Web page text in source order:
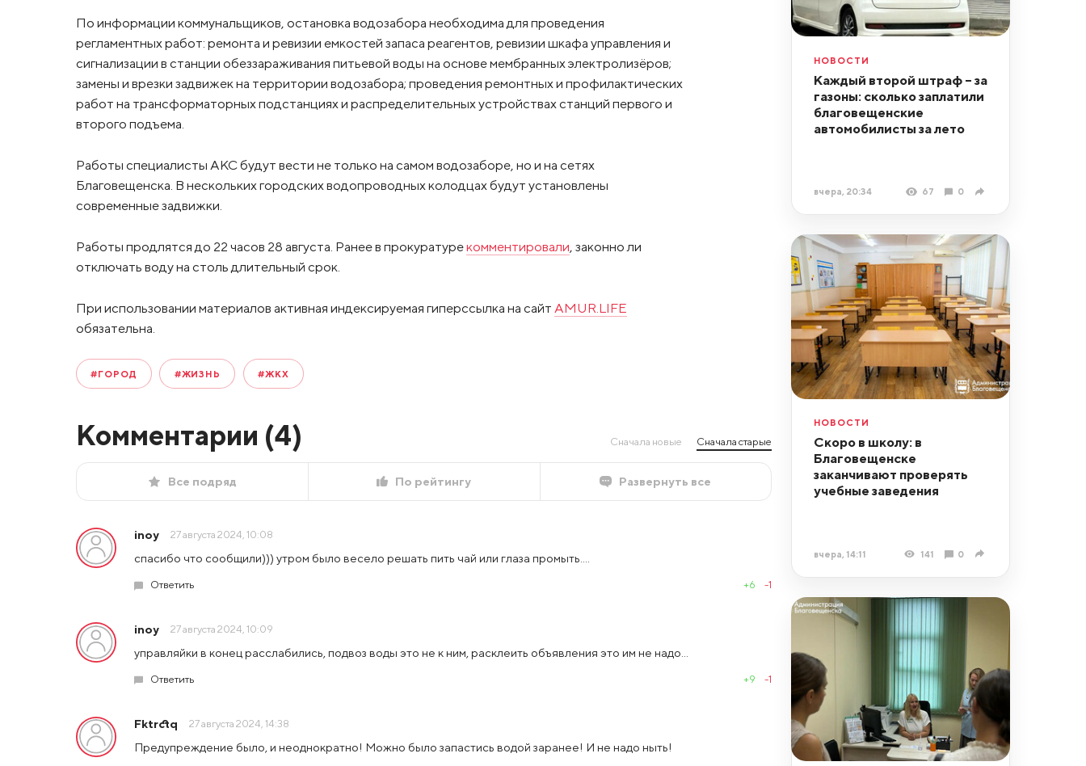
По информации коммунальщиков, остановка водозабора необходима для проведения
регламентных работ: ремонта и ревизии емкостей запаса реагентов, ревизии шкафа управления и
сигнализации в станции обеззараживания питьевой воды на основе мембранных электролизёров;
замены и врезки задвижек на территории водозабора; проведения ремонтных и профилактических
работ на трансформаторных подстанциях и распределительных устройствах станций первого и
второго подъема.
Работы специалисты АКС будут вести не только на самом водозаборе, но и на сетях
Благовещенска. В нескольких городских водопроводных колодцах будут установлены
современные задвижки.
Работы продлятся до 22 часов 28 августа. Ранее в прокуратурекомментировали, законно ли
отключать воду на столь длительный срок.
При использовании материалов активная индексируемая гиперссылка на сайт AMUR.LIFE
обязательна.
#ГОРОД #ЖИЗНЬ #ЖКХ
Комментарии (4) Сначала новые Сначала старые
Все подряд По рейтингу Развернуть все
inoy 27 августа 2024, 10:08
спасибо что сообщили))) утром было весело решать пить чай или глаза промыть....
Ответить +6 -1
inoy 27 августа 2024, 10:09
управляйки в конец расслабились, подвоз воды это не к ним, расклеить объявления это им не надо...
Ответить +9 -1
Fktrctq 27 августа 2024, 14:38
Предупреждение было, и неоднократно! Можно было запастись водой заранее! И не надо ныть!
НОВОСТИ
Каждый второй штраф – за
газоны: сколько заплатили
благовещенские
автомобилисты за лето
вчера, 20:34 67 0
НОВОСТИ
Скоро в школу: в
Благовещенске
заканчивают проверять
учебные заведения
вчера, 14:11 141 0